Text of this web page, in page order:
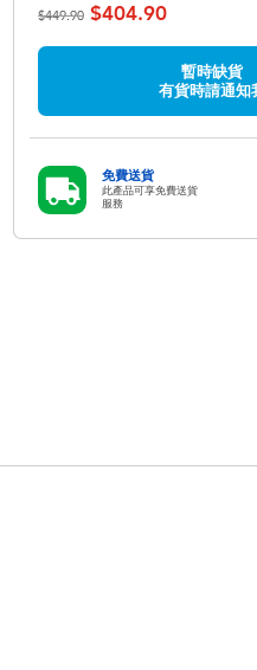
價格從
$449.90至$404.90
暫時缺貨
有貨時請通知
免費送貨
此產品可享免費送貨
服務